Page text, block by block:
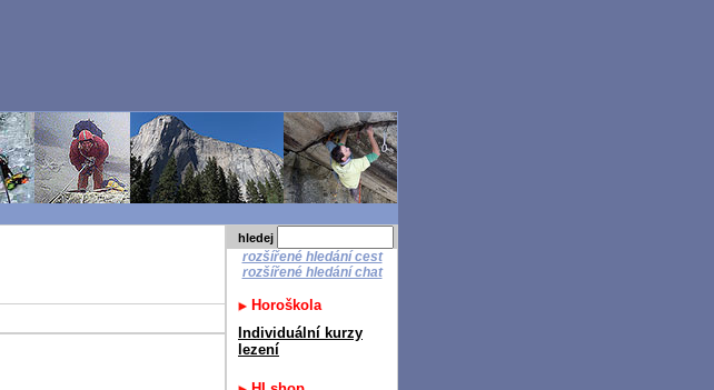
hledej
rozšířené hledání cest
rozšířené hledání chat
Horoškola
Individuální kurzy
lezení